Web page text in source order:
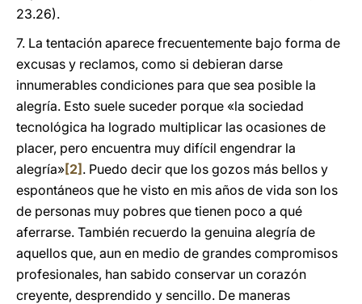
23.26).
7. La tentación aparece frecuentemente bajo forma de
excusas y reclamos, como si debieran darse
innumerables condiciones para que sea posible la
alegría. Esto suele suceder porque «la sociedad
tecnológica ha logrado multiplicar las ocasiones de
placer, pero encuentra muy difícil engendrar la
alegría»[2] . Puedo decir que los gozos más bellos y
espontáneos que he visto en mis años de vida son los
de personas muy pobres que tienen poco a qué
aferrarse. También recuerdo la genuina alegría de
aquellos que, aun en medio de grandes compromisos
profesionales, han sabido conservar un corazón
creyente, desprendido y sencillo. De maneras